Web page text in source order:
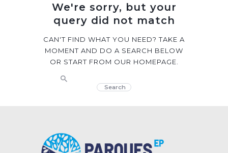
Transparencia
Contacto
We're sorry, but your
query did not match
CAN'T FIND WHAT YOU NEED? TAKE A
MOMENT AND DO A SEARCH BELOW
OR START FROM OUR HOMEPAGE